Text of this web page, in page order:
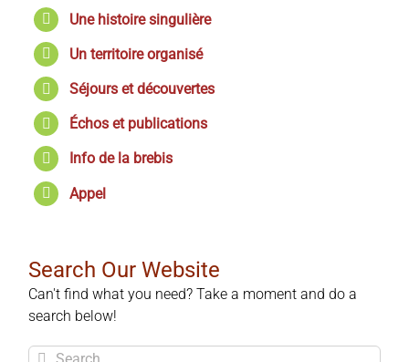
Une histoire singulière
Un territoire organisé
Séjours et découvertes
Échos et publications
Info de la brebis
Appel
Search Our Website
Can't find what you need? Take a moment and do a
search below!
Search